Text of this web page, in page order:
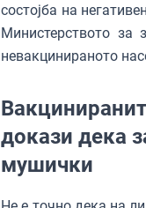
состојба на
Министерството за
невакцинираното
докази дека
мушички